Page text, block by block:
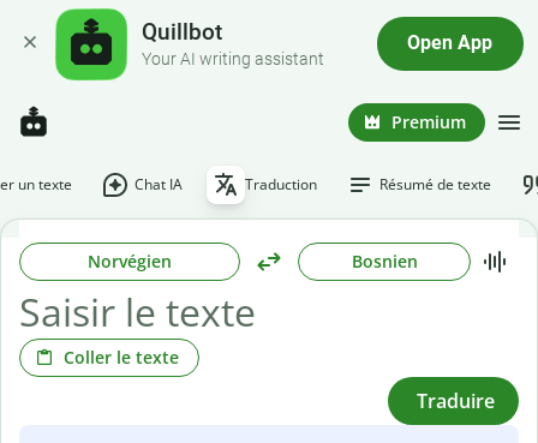
Quillbot
Your AI writing assistant
Open App
Premium
un texte Chat IA Traduction Résumé de texte
Norvégien Bosnien
Coller le texte
Traduire